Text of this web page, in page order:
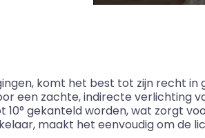
komt het best tot zijn recht
een zachte, indirecte verlichting
gekanteld worden, wat zorgt
maakt het eenvoudig om de